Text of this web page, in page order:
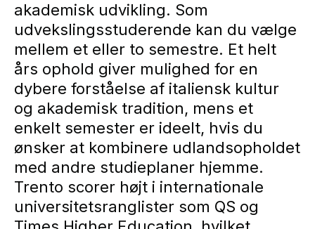
akademisk udvikling. Som
udvekslingsstuderende kan du vælge
mellem et eller to semestre. Et helt
års ophold giver mulighed for en
dybere forståelse af italiensk kultur
og akademisk tradition, mens et
enkelt semester er ideelt, hvis du
ønsker at kombinere udlandsopholdet
med andre studieplaner hjemme.
Trento scorer højt i internationale
universitetsranglister som QS og